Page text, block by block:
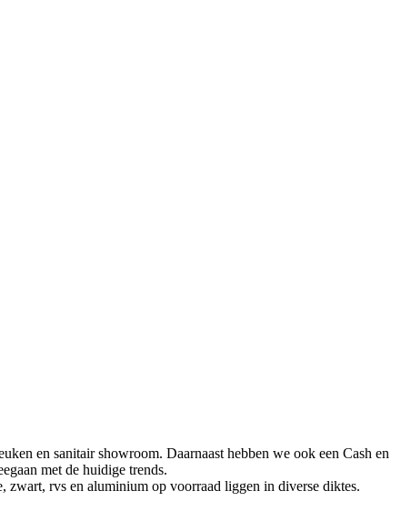
en sanitair showroom. Daarnaast hebben we ook een Cash en
met de huidige trends.
zwart, rvs en aluminium op voorraad liggen in diverse diktes.